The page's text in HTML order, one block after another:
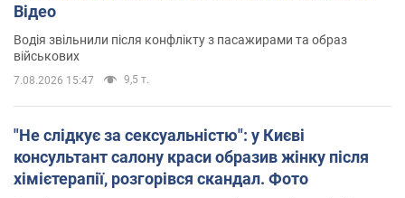
Відео
Водія звільнили після конфлікту з пасажирами та образ
військових
7.08.2026 15:47 9,5 т.
"Не слідкує за сексуальністю": у Києві
консультант салону краси образив жінку після
хімієтерапії, розгорівся скандал. Фото